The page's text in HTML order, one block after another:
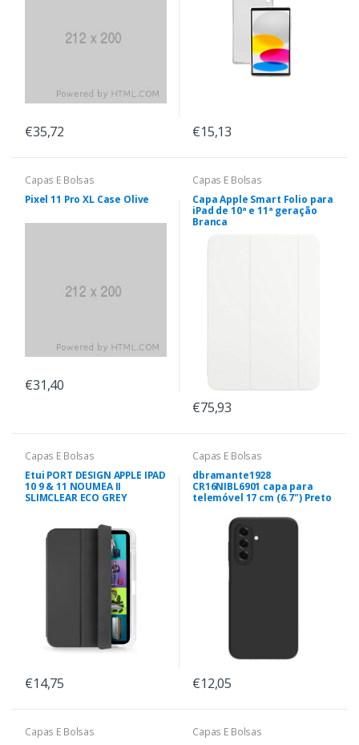
€35,72 €15,13
Capas E Bolsas
Pixel 11 Pro XL Case Olive
€31,40
Capas E Bolsas
Capa Apple Smart Folio para
iPad de 10ª e 11ª geração
Branca
€75,93
Capas E Bolsas
Etui PORT DESIGN APPLE IPAD
10 9 & 11 NOUMEA II
SLIMCLEAR ECO GREY
€14,75
Capas E Bolsas
dbramante1928
CR16NIBL6901 capa para
telemóvel 17 cm (6.7") Preto
€12,05
Capas E Bolsas
Capas E Bolsas